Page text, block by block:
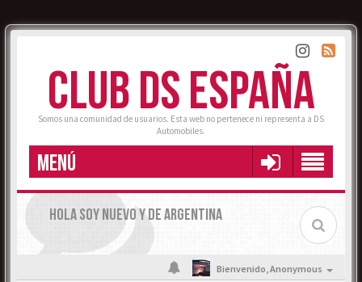
CLUB DS ESPAÑA
Somos una comunidad de usuarios. Esta web no pertenece ni representa a DS
Automobiles.
MENÚ
HOLA SOY NUEVO Y DE ARGENTINA
Bienvenido,Anonymous